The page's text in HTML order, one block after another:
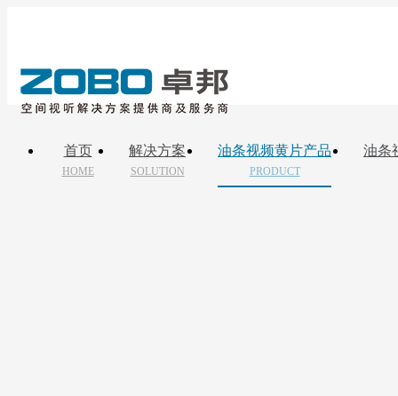
首页
HOME
解决方案
SOLUTION
油条视频黄片产品
PRODUCT
油条